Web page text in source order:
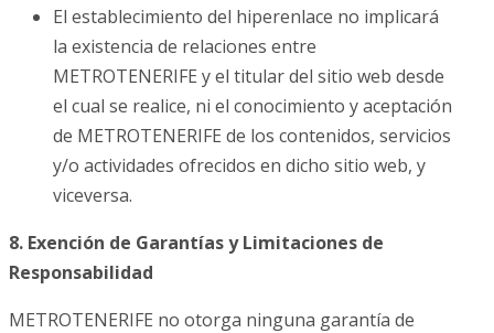
El establecimiento del hiperenlace no implicará
la existencia de relaciones entre
METROTENERIFE y el titular del sitio web desde
el cual se realice, ni el conocimiento y aceptación
de METROTENERIFE de los contenidos, servicios
y/o actividades ofrecidos en dicho sitio web, y
viceversa.
8. Exención de Garantías y Limitaciones de
Responsabilidad
METROTENERIFE no otorga ninguna garantía de